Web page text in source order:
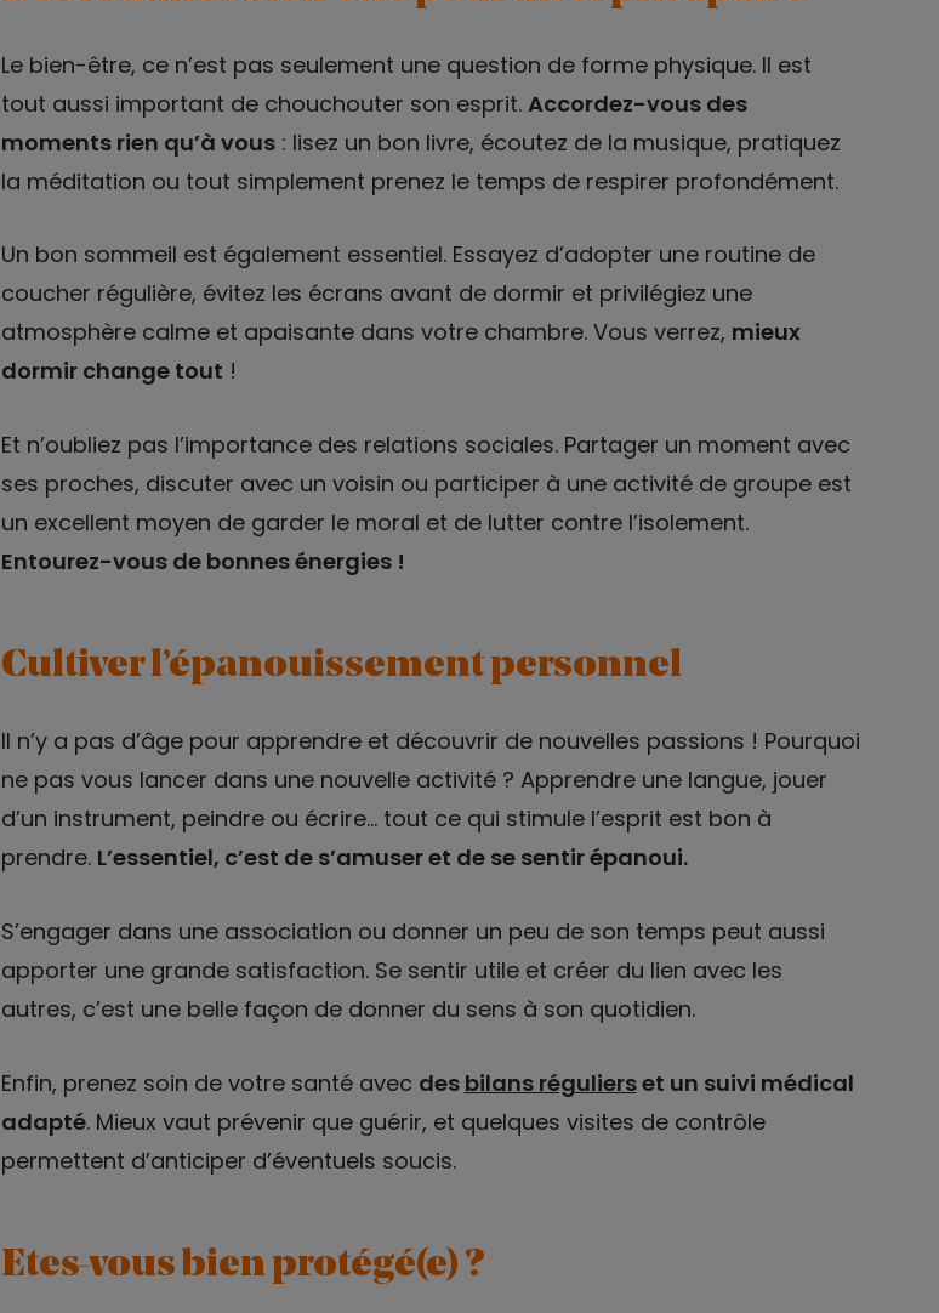
Le bien-être, ce n’est pas seulement une question de forme physique. Il est
tout aussi important de chouchouter son esprit. Accordez-vous des
moments rien qu’à vous: lisez un bon livre, écoutez de la musique, pratiquez
la méditation ou tout simplement prenez le temps de respirer profondément.
Un bon sommeil est également essentiel. Essayez d’adopter une routine de
coucher régulière, évitez les écrans avant de dormir et privilégiez une
atmosphère calme et apaisante dans votre chambre. Vous verrez, mieux
dormir change tout !
Et n’oubliez pas l’importance des relations sociales. Partager un moment avec
ses proches, discuter avec un voisin ou participer à une activité de groupe est
un excellent moyen de garder le moral et de lutter contre l’isolement.
Entourez-vous de bonnes énergies !
Cultiver l’épanouissement personnel
Il n’y a pas d’âge pour apprendre et découvrir de nouvelles passions ! Pourquoi
ne pas vous lancer dans une nouvelle activité ? Apprendre une langue, jouer
d’un instrument, peindre ou écrire… tout ce qui stimule l’esprit est bon à
prendre. L’essentiel, c’est de s’amuser et de se sentir épanoui.
S’engager dans une association ou donner un peu de son temps peut aussi
apporter une grande satisfaction. Se sentir utile et créer du lien avec les
autres, c’est une belle façon de donner du sens à son quotidien.
Enfin, prenez soin de votre santé avec des bilans régulierset un suivi médical
adapté. Mieux vaut prévenir que guérir, et quelques visites de contrôle
permettent d’anticiper d’éventuels soucis.
Etes-vous bien protégé(e) ?